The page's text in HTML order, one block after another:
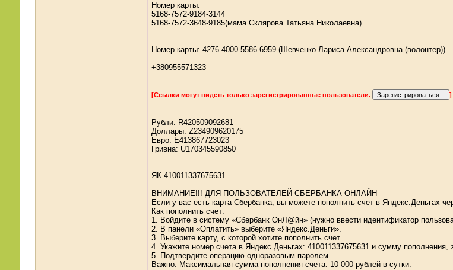
Номер карты:
5168-7572-9184-3144
5168-7572-3648-9185(мама Склярова Татьяна Николаевна)
Номер карты: 4276 4000 5586 6959 (Шевченко Лариса Александровна (волонтер))
+380955571323
[Ссылки могут видеть только зарегистрированные пользователи. ]
Рубли: R420509092681
Доллары: Z234909620175
Евро: E413867723023
Гривна: U170345590850
ЯК 410011337675631
ВНИМАНИЕ!!! ДЛЯ ПОЛЬЗОВАТЕЛЕЙ СБЕРБАНКА ОНЛАЙН
Если у вас есть карта Сбербанка, вы можете пополнить счет в Яндекс.Деньгах
Как пополнить счет:
1. Войдите в систему «Сбербанк ОнЛ@йн» (нужно ввести идентификатор
2. В панели «Оплатить» выберите «Яндекс.Деньги».
3. Выберите карту, с которой хотите пополнить счет.
4. Укажите номер счета в Яндекс.Деньгах: 410011337675631 и сумму
5. Подтвердите операцию одноразовым паролем.
Важно: Максимальная сумма пополнения счета: 10 000 рублей в сутки.